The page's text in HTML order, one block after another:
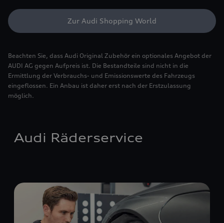
Zur Audi Shopping World
Beachten Sie, dass Audi Original Zubehör ein optionales Angebot der
AUDI AG gegen Aufpreis ist. Die Bestandteile sind nicht in die
Ermittlung der Verbrauchs- und Emissionswerte des Fahrzeugs
eingeflossen. Ein Anbau ist daher erst nach der Erstzulassung
möglich.
Audi Räderservice